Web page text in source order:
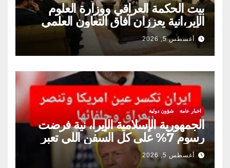
بيت الحكمة العراقي ووزارة العلوم
الإير،انية يعززان آفاق التعاون العلمي
والثقافي.
أغسطس 5, 2026
اخبار عامة شؤون دولية
الجمهورية الإسلامية الإيرا، نية فرضت
رسوم 7% على كل السفن اللي تعبر
مضيق هرمز
أغسطس 5, 2026